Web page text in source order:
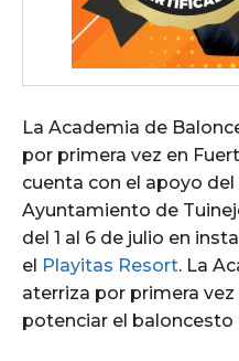
La Academia de
por primera vez en
cuenta con el apoyo del
Ayuntamiento de
del 1 al 6 de julio en
el Playitas Resort. La
aterriza por primera
potenciar el baloncesto